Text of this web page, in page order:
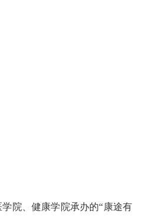
院、健康学院承办的“康途有